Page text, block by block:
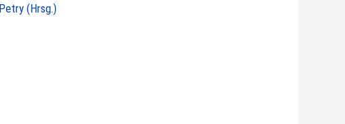
(Hrsg.)